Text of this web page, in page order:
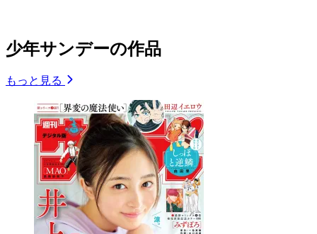
少年サンデーの作品
もっと見る